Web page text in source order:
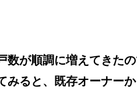
数が順調に増えてきた
みると、既存オーナー